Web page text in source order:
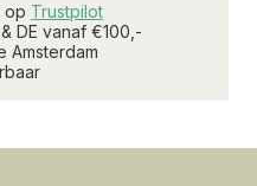
op Trustpilot
DE vanaf €100,-
Amsterdam